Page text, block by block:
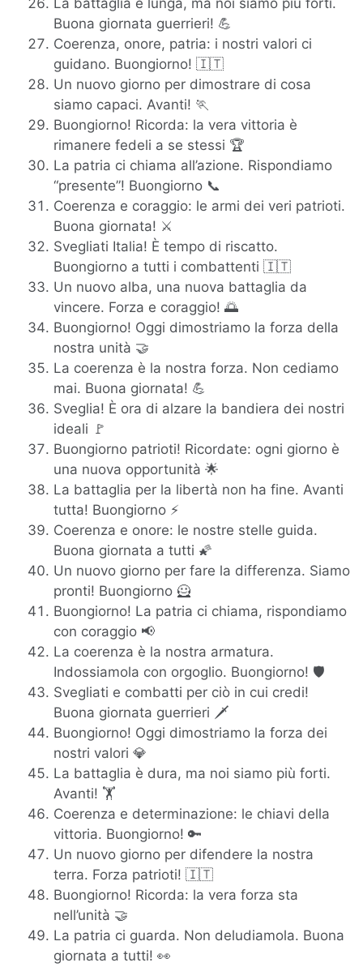
La battaglia è lunga, ma noi siamo più forti.
Buona giornata guerrieri! 💪
Coerenza, onore, patria: i nostri valori ci
guidano. Buongiorno! 🇮🇹
Un nuovo giorno per dimostrare di cosa
siamo capaci. Avanti! 🏃
Buongiorno! Ricorda: la vera vittoria è
rimanere fedeli a se stessi 🏆
La patria ci chiama all’azione. Rispondiamo
“presente”! Buongiorno 📞
Coerenza e coraggio: le armi dei veri patrioti.
Buona giornata! ⚔️
Svegliati Italia! È tempo di riscatto.
Buongiorno a tutti i combattenti 🇮🇹
Un nuovo alba, una nuova battaglia da
vincere. Forza e coraggio! 🌅
Buongiorno! Oggi dimostriamo la forza della
nostra unità 🤝
La coerenza è la nostra forza. Non cediamo
mai. Buona giornata! 💪
Sveglia! È ora di alzare la bandiera dei nostri
ideali 🚩
Buongiorno patrioti! Ricordate: ogni giorno è
una nuova opportunità 🌟
La battaglia per la libertà non ha fine. Avanti
tutta! Buongiorno ⚡
Coerenza e onore: le nostre stelle guida.
Buona giornata a tutti 🌠
Un nuovo giorno per fare la differenza. Siamo
pronti! Buongiorno 🦸
Buongiorno! La patria ci chiama, rispondiamo
con coraggio 📢
La coerenza è la nostra armatura.
Indossiamola con orgoglio. Buongiorno! 🛡️
Svegliati e combatti per ciò in cui credi!
Buona giornata guerrieri 🗡️
Buongiorno! Oggi dimostriamo la forza dei
nostri valori 💎
La battaglia è dura, ma noi siamo più forti.
Avanti! 🏋️
Coerenza e determinazione: le chiavi della
vittoria. Buongiorno! 🔑
Un nuovo giorno per difendere la nostra
terra. Forza patrioti! 🇮🇹
Buongiorno! Ricorda: la vera forza sta
nell’unità 🤝
La patria ci guarda. Non deludiamola. Buona
giornata a tutti! 👀